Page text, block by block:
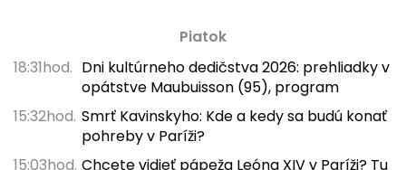
Piatok
18:31hod. Dni kultúrneho dedičstva 2026: prehliadky v
opátstve Maubuisson (95), program
15:32hod. Smrť Kavinskyho: Kde a kedy sa budú konať
pohreby v Paríži?
15:03hod. Chcete vidieť pápeža Leóna XIV v Paríži? Tu